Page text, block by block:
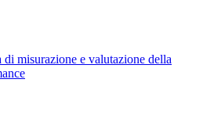
di misurazione e valutazione della